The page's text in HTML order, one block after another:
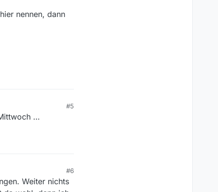
nennen, dann
#5
…
#6
Weiter nichts